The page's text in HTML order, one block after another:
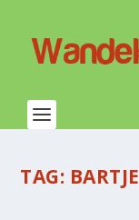
TAG: BARTJE